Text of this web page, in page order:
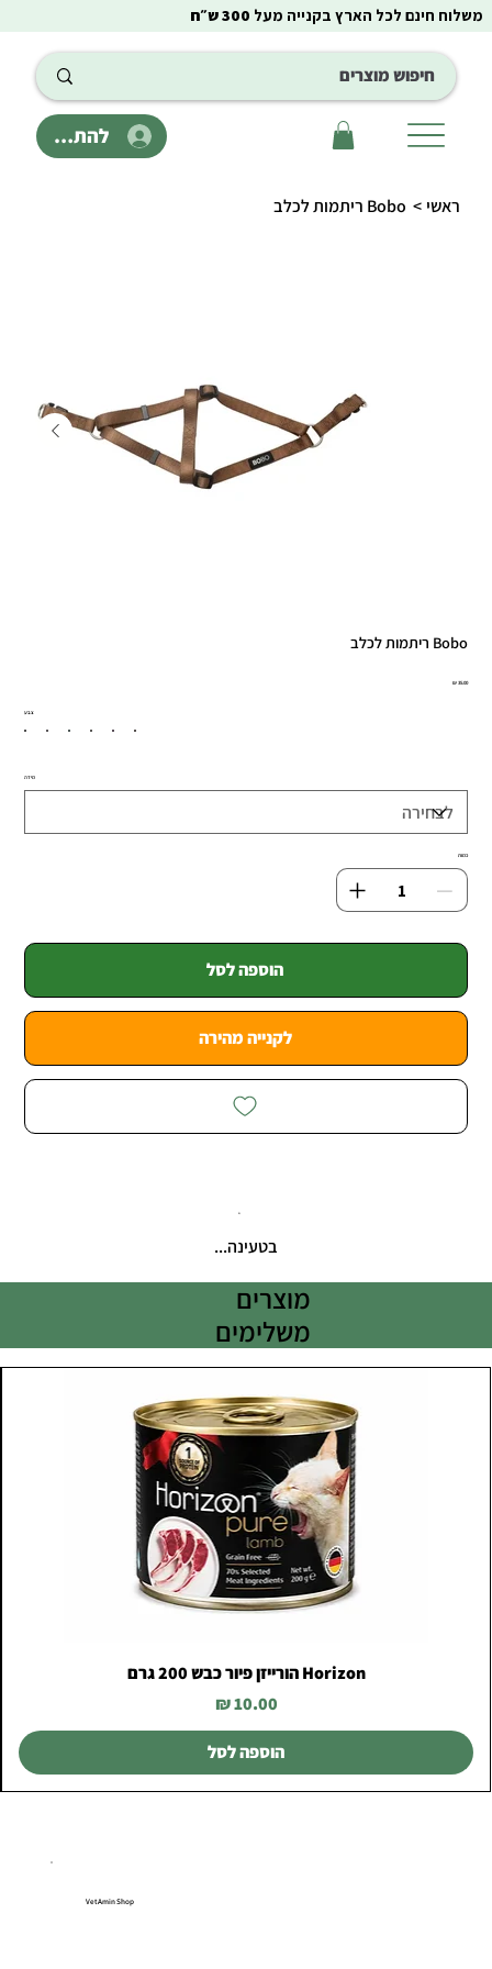
להתחבר
משלוח חינם לכל הארץ בקנייה מעל 300 ש״ח
ראשי > Bobo ריתמות לכלב
Bobo ריתמות לכלב
מחיר‏35.00 ‏₪
צבע
מידה
כמות
הוספה לסל
לקנייה מהירה
בטעינה...
מוצרים
משלימים
Horizon הורייזן פיור כבש 200 גרם
מחיר
הוספה לסל
VetAmin Shop